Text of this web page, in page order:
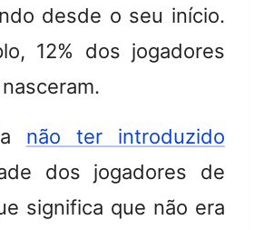
desde o seu início.
12% dos jogadores
não ter introduzido
dos jogadores de
significa que não era